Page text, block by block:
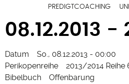
PREDIGTCOACHING
08.12.2013 -
Datum
So., 08.12.2013 - 00:00
Perikopenreihe
2013/2014 Reihe
Bibelbuch
Offenbarung